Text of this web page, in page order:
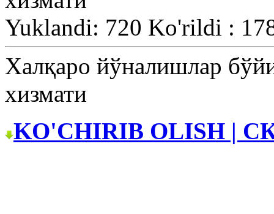
Yuklandi: 720 Ko'rildi :
Халқаро йўналишлар
хизмати
KO'CHIRIB OLISH |